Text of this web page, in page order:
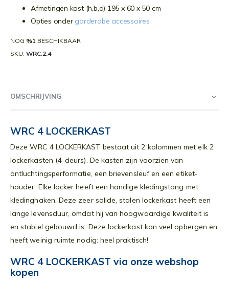
Afmetingen kast (h,b,d) 195 x 60 x 50 cm
Opties onder garderobe accessoires
NOG %1 BESCHIKBAAR
SKU WRC.2.4
OMSCHRIJVING
WRC 4 LOCKERKAST
Deze WRC 4 LOCKERKAST bestaat uit 2 kolommen met elk 2
lockerkasten (4-deurs). De kasten zijn voorzien van
ontluchtingsperformatie, een brievensleuf en een etiket-
houder. Elke locker heeft een handige kledingstang met
kledinghaken. Deze zeer solide, stalen lockerkast heeft een
lange levensduur, omdat hij van hoogwaardige kwaliteit is
en stabiel gebouwd is. Deze lockerkast kan veel opbergen en
heeft weinig ruimte nodig: heel praktisch!
WRC 4 LOCKERKAST via onze webshop
kopen